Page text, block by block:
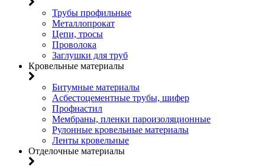
Трубы профильные
Металлопрокат
Цепи, тросы
Проволока
Заглушки для труб
Кровельные материалы
Битумные материалы
Асбестоцементные трубы, шифер
Профнастил
Мембраны, пленки пароизоляционные
Рулонные кровельные материалы
Ленты кровельные
Отделочные материалы